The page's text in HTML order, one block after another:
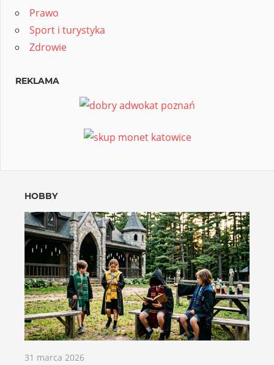
Prawo
Sport i turystyka
Zdrowie
REKLAMA
HOBBY
31 marca 2026